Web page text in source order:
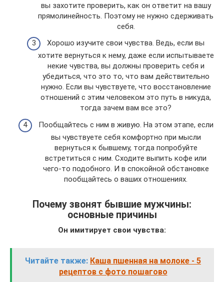
вы захотите проверить, как он ответит на вашу
прямолинейность. Поэтому не нужно сдерживать
себя.
Хорошо изучите свои чувства. Ведь, если вы
хотите вернуться к нему, даже если испытываете
некие чувства, вы должны проверить себя и
убедиться, что это то, что вам действительно
нужно. Если вы чувствуете, что восстановление
отношений с этим человеком это путь в никуда,
тогда зачем вам все это?
Пообщайтесь с ним в живую. На этом этапе, если
вы чувствуете себя комфортно при мысли
вернуться к бывшему, тогда попробуйте
встретиться с ним. Сходите выпить кофе или
чего-то подобного. И в спокойной обстановке
пообщайтесь о ваших отношениях.
Почему звонят бывшие мужчины:
основные причины
Он имитирует свои чувства:
Читайте также: Каша пшенная на молоке - 5
рецептов с фото пошагово